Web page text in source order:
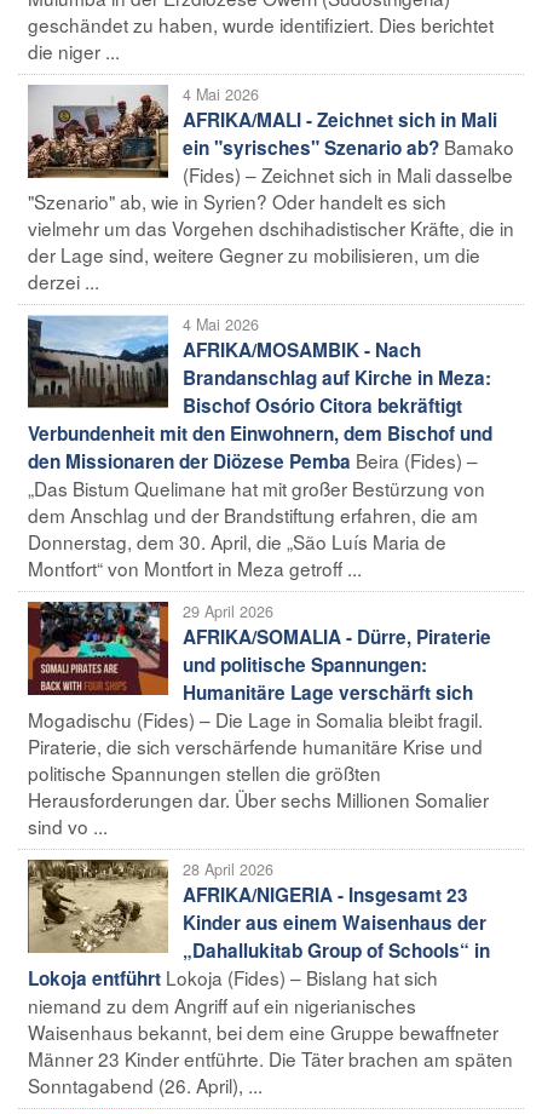
geschändet zu haben, wurde identifiziert. Dies berichtet
die niger ...
4 Mai 2026
AFRIKA/MALI - Zeichnet sich in Mali
ein "syrisches" Szenario ab? Bamako
(Fides) – Zeichnet sich in Mali dasselbe
"Szenario" ab, wie in Syrien? Oder handelt es sich
vielmehr um das Vorgehen dschihadistischer Kräfte, die in
der Lage sind, weitere Gegner zu mobilisieren, um die
derzei ...
4 Mai 2026
AFRIKA/MOSAMBIK - Nach
Brandanschlag auf Kirche in Meza:
Bischof Osório Citora bekräftigt
Verbundenheit mit den Einwohnern, dem Bischof und
den Missionaren der Diözese Pemba Beira (Fides) –
„Das Bistum Quelimane hat mit großer Bestürzung von
dem Anschlag und der Brandstiftung erfahren, die am
Donnerstag, dem 30. April, die „São Luís Maria de
Montfort“ von Montfort in Meza getroff ...
29 April 2026
AFRIKA/SOMALIA - Dürre, Piraterie
und politische Spannungen:
Humanitäre Lage verschärft sich
Mogadischu (Fides) – Die Lage in Somalia bleibt fragil.
Piraterie, die sich verschärfende humanitäre Krise und
politische Spannungen stellen die größten
Herausforderungen dar. Über sechs Millionen Somalier
sind vo ...
28 April 2026
AFRIKA/NIGERIA - Insgesamt 23
Kinder aus einem Waisenhaus der
„Dahallukitab Group of Schools“ in
Lokoja entführt Lokoja (Fides) – Bislang hat sich
niemand zu dem Angriff auf ein nigerianisches
Waisenhaus bekannt, bei dem eine Gruppe bewaffneter
Männer 23 Kinder entführte. Die Täter brachen am späten
Sonntagabend (26. April), ...